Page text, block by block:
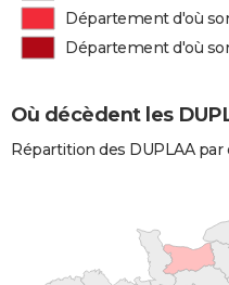
Département d'où
Département d'où
Où décèdent les
Répartition des DUPLAA